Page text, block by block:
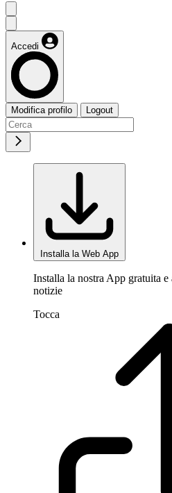
Accedi
Modifica profilo Logout
Installa la Web App
Installa la nostra App gratuita
notizie
Tocca